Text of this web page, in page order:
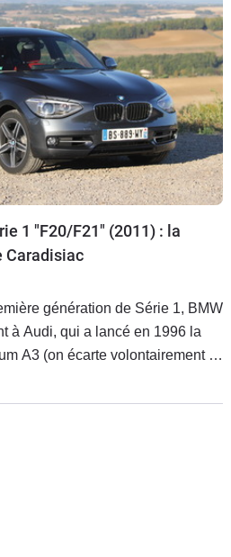
1 "F20/F21" (2011) : la
Caradisiac
génération de Série 1, BMW
à Audi, qui a lancé en 1996 la
A3 (on écarte volontairement la
génération, code F20 pour